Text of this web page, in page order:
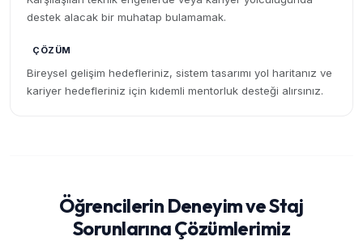
destek alacak bir muhatap bulamamak.
ÇÖZÜM
Bireysel gelişim hedefleriniz, sistem tasarımı yol haritanız ve
kariyer hedefleriniz için kıdemli mentorluk desteği alırsınız.
Öğrencilerin Deneyim ve Staj
Sorunlarına Çözümlerimiz